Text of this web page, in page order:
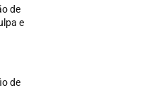
de
e
de